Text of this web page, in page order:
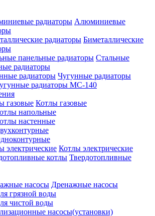
Алюминиевые
Биметаллические
Стальные
радиаторы
Чугунные радиаторы
радиаторы МС-140
Котлы газовые
напольные
настенные
Котлы электрические
Твердотопливные
Дренажные насосы
грязной воды
чистой воды